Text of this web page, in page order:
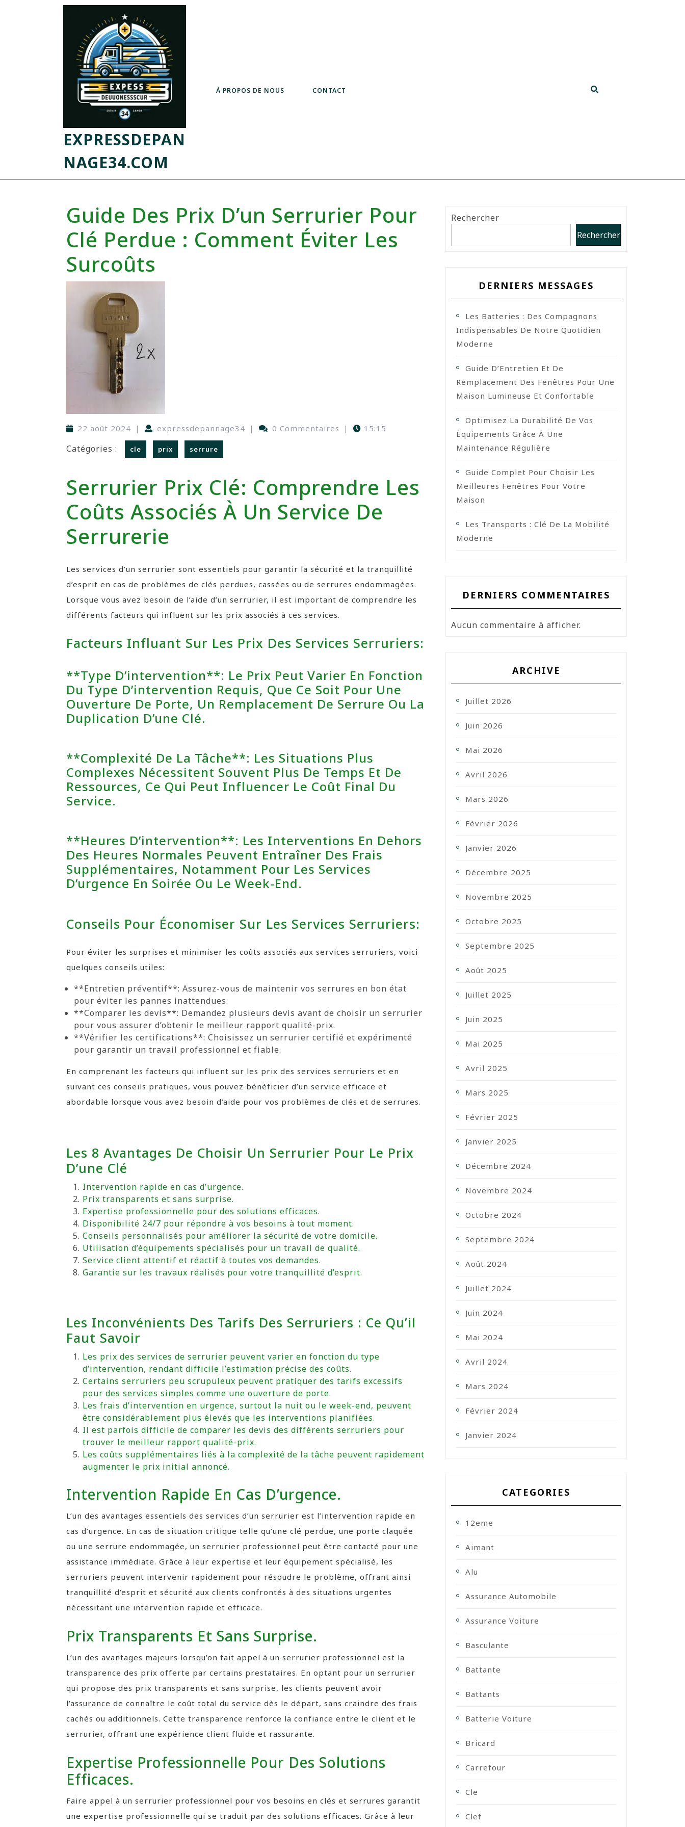
EXPRESSDEPAN
NAGE34.COM
À PROPOS DE NOUS CONTACT
Guide Des Prix D’un Serrurier Pour
Clé Perdue : Comment Éviter Les
Surcoûts
22 août 2024 | expressdepannage34 | 0 Commentaires | 15:15
Catégories : cle prix serrure
Serrurier Prix Clé: Comprendre Les
Coûts Associés À Un Service De
Serrurerie
Les services d’un serrurier sont essentiels pour garantir la sécurité et la tranquillité
d’esprit en cas de problèmes de clés perdues, cassées ou de serrures endommagées.
Lorsque vous avez besoin de l’aide d’un serrurier, il est important de comprendre les
différents facteurs qui influent sur les prix associés à ces services.
Facteurs Influant Sur Les Prix Des Services Serruriers:
**Type D’intervention**: Le Prix Peut Varier En Fonction
Du Type D’intervention Requis, Que Ce Soit Pour Une
Ouverture De Porte, Un Remplacement De Serrure Ou La
Duplication D’une Clé.
**Complexité De La Tâche**: Les Situations Plus
Complexes Nécessitent Souvent Plus De Temps Et De
Ressources, Ce Qui Peut Influencer Le Coût Final Du
Service.
**Heures D’intervention**: Les Interventions En Dehors
Des Heures Normales Peuvent Entraîner Des Frais
Supplémentaires, Notamment Pour Les Services
D’urgence En Soirée Ou Le Week-End.
Conseils Pour Économiser Sur Les Services Serruriers:
Pour éviter les surprises et minimiser les coûts associés aux services serruriers, voici
quelques conseils utiles:
**Entretien préventif**: Assurez-vous de maintenir vos serrures en bon état
pour éviter les pannes inattendues.
**Comparer les devis**: Demandez plusieurs devis avant de choisir un serrurier
pour vous assurer d’obtenir le meilleur rapport qualité-prix.
**Vérifier les certifications**: Choisissez un serrurier certifié et expérimenté
pour garantir un travail professionnel et fiable.
En comprenant les facteurs qui influent sur les prix des services serruriers et en
suivant ces conseils pratiques, vous pouvez bénéficier d’un service efficace et
abordable lorsque vous avez besoin d’aide pour vos problèmes de clés et de serrures.
Les 8 Avantages De Choisir Un Serrurier Pour Le Prix
D’une Clé
Intervention rapide en cas d’urgence.
Prix transparents et sans surprise.
Expertise professionnelle pour des solutions efficaces.
Disponibilité 24/7 pour répondre à vos besoins à tout moment.
Conseils personnalisés pour améliorer la sécurité de votre domicile.
Utilisation d’équipements spécialisés pour un travail de qualité.
Service client attentif et réactif à toutes vos demandes.
Garantie sur les travaux réalisés pour votre tranquillité d’esprit.
Les Inconvénients Des Tarifs Des Serruriers : Ce Qu’il
Faut Savoir
Les prix des services de serrurier peuvent varier en fonction du type
d’intervention, rendant difficile l’estimation précise des coûts.
Certains serruriers peu scrupuleux peuvent pratiquer des tarifs excessifs
pour des services simples comme une ouverture de porte.
Les frais d’intervention en urgence, surtout la nuit ou le week-end, peuvent
être considérablement plus élevés que les interventions planifiées.
Il est parfois difficile de comparer les devis des différents serruriers pour
trouver le meilleur rapport qualité-prix.
Les coûts supplémentaires liés à la complexité de la tâche peuvent rapidement
augmenter le prix initial annoncé.
Intervention Rapide En Cas D’urgence.
L’un des avantages essentiels des services d’un serrurier est l’intervention rapide en
cas d’urgence. En cas de situation critique telle qu’une clé perdue, une porte claquée
ou une serrure endommagée, un serrurier professionnel peut être contacté pour une
assistance immédiate. Grâce à leur expertise et leur équipement spécialisé, les
serruriers peuvent intervenir rapidement pour résoudre le problème, offrant ainsi
tranquillité d’esprit et sécurité aux clients confrontés à des situations urgentes
nécessitant une intervention rapide et efficace.
Prix Transparents Et Sans Surprise.
L’un des avantages majeurs lorsqu’on fait appel à un serrurier professionnel est la
transparence des prix offerte par certains prestataires. En optant pour un serrurier
qui propose des prix transparents et sans surprise, les clients peuvent avoir
l’assurance de connaître le coût total du service dès le départ, sans craindre des frais
cachés ou additionnels. Cette transparence renforce la confiance entre le client et le
serrurier, offrant une expérience client fluide et rassurante.
Expertise Professionnelle Pour Des Solutions
Efficaces.
Faire appel à un serrurier professionnel pour vos besoins en clés et serrures garantit
une expertise professionnelle qui se traduit par des solutions efficaces. Grâce à leur
Rechercher
Rechercher
DERNIERS MESSAGES
Les Batteries : Des Compagnons
Indispensables De Notre Quotidien
Moderne
Guide D’Entretien Et De
Remplacement Des Fenêtres Pour Une
Maison Lumineuse Et Confortable
Optimisez La Durabilité De Vos
Équipements Grâce À Une
Maintenance Régulière
Guide Complet Pour Choisir Les
Meilleures Fenêtres Pour Votre
Maison
Les Transports : Clé De La Mobilité
Moderne
DERNIERS COMMENTAIRES
Aucun commentaire à afficher.
ARCHIVE
Juillet 2026
Juin 2026
Mai 2026
Avril 2026
Mars 2026
Février 2026
Janvier 2026
Décembre 2025
Novembre 2025
Octobre 2025
Septembre 2025
Août 2025
Juillet 2025
Juin 2025
Mai 2025
Avril 2025
Mars 2025
Février 2025
Janvier 2025
Décembre 2024
Novembre 2024
Octobre 2024
Septembre 2024
Août 2024
Juillet 2024
Juin 2024
Mai 2024
Avril 2024
Mars 2024
Février 2024
Janvier 2024
CATEGORIES
12eme
Aimant
Alu
Assurance Automobile
Assurance Voiture
Basculante
Battante
Battants
Batterie Voiture
Bricard
Carrefour
Cle
Clef